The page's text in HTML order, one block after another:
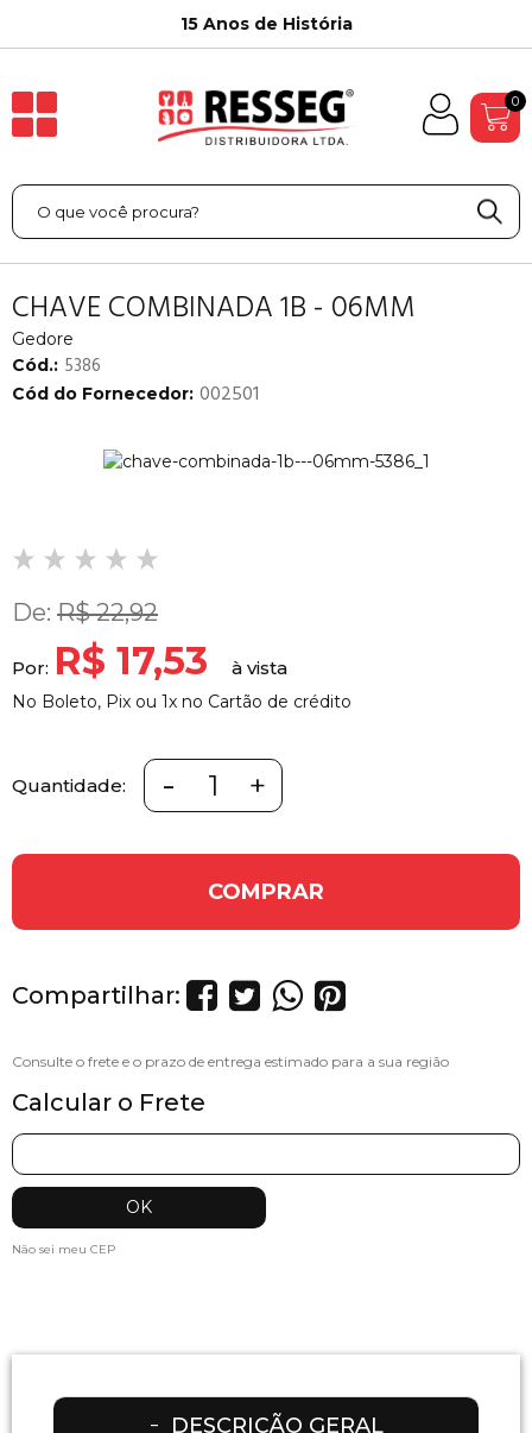
15 Anos de História
0
CHAVE COMBINADA 1B - 06MM
Gedore
Cód.: 5386
Cód do Fornecedor: 002501
De: R$ 22,92
Por: R$ 17,53
No Boleto, Pix ou 1x no Cartão de crédito
Quantidade: - +
COMPRAR
Compartilhar:
Calcular o Frete
Não sei meu CEP
DESCRIÇÃO GERAL